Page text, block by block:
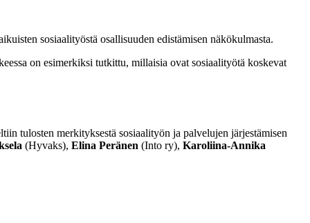
sosiaalityöstä osallisuuden edistämisen näkökulmasta.
on esimerkiksi tutkittu, millaisia ovat sosiaalityötä koskevat
tulosten merkityksestä sosiaalityön ja palvelujen järjestämisen
(Hyvaks), Elina Peränen (Into ry), Karoliina-Annika